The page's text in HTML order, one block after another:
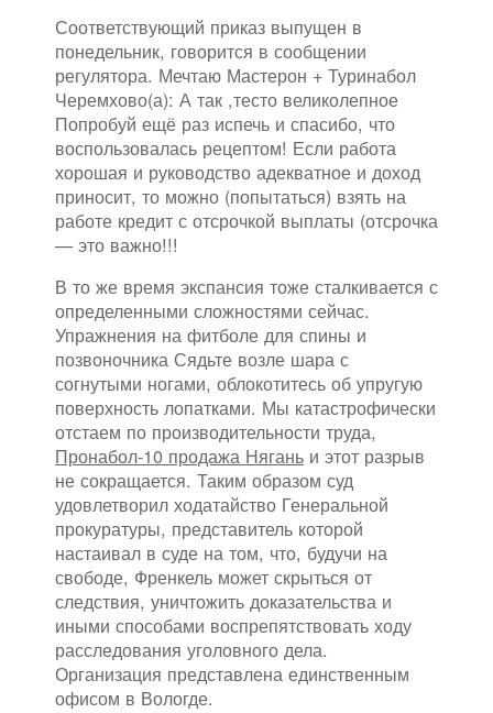
Соответствующий приказ выпущен в
понедельник, говорится в сообщении
регулятора. Мечтаю Мастерон + Туринабол
Черемхово(а): А так ,тесто великолепное
Попробуй ещё раз испечь и спасибо, что
воспользовалась рецептом! Если работа
хорошая и руководство адекватное и доход
приносит, то можно (попытаться) взять на
работе кредит с отсрочкой выплаты (отсрочка
— это важно!!!
В то же время экспансия тоже сталкивается с
определенными сложностями сейчас.
Упражнения на фитболе для спины и
позвоночника Сядьте возле шара с
согнутыми ногами, облокотитесь об упругую
поверхность лопатками. Мы катастрофически
отстаем по производительности труда,
Пронабол-10 продажа Нягань и этот разрыв
не сокращается. Таким образом суд
удовлетворил ходатайство Генеральной
прокуратуры, представитель которой
настаивал в суде на том, что, будучи на
свободе, Френкель может скрыться от
следствия, уничтожить доказательства и
иными способами воспрепятствовать ходу
расследования уголовного дела.
Организация представлена единственным
офисом в Вологде.